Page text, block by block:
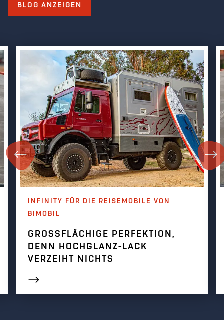
BLOG ANZEIGEN
INFINITY FÜR DIE REISEMOBILE VON
BIMOBIL
GROSSFLÄCHIGE PERFEKTION, D
ENN HOCHGLANZ-LACK V
ERZEIHT NICHTS